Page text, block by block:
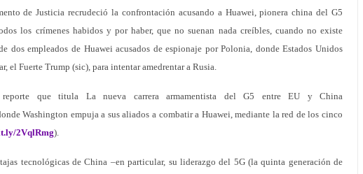
de Justicia recrudeció la confrontación acusando a Huawei, pionera china del G5
los crímenes habidos y por haber, que no suenan nada creíbles, cuando no existe
dos empleados de Huawei acusados de espionaje por Polonia, donde Estados Unidos
el Fuerte Trump (sic), para intentar amedrentar a Rusia.
que titula La nueva carrera armamentista del G5 entre EU y China
Washington empuja a sus aliados a combatir a Huawei, mediante la red de los cinco
2VqlRmg).
tecnológicas de China –en particular, su liderazgo del 5G (la quinta generación de